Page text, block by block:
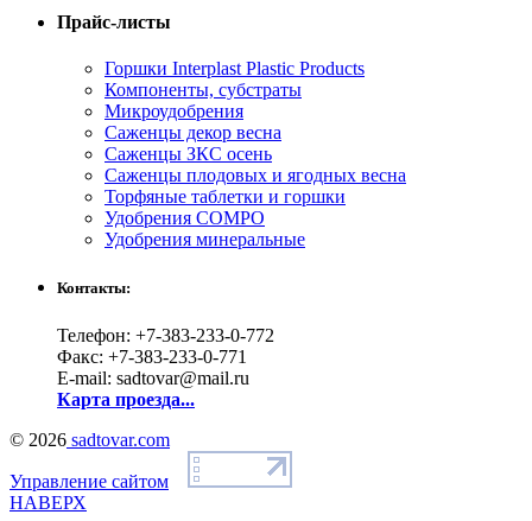
Прайс-листы
Горшки Interplast Plastic Products
Компоненты, субстраты
Микроудобрения
Саженцы декор весна
Саженцы ЗКС осень
Саженцы плодовых и ягодных весна
Торфяные таблетки и горшки
Удобрения COMPO
Удобрения минеральные
Контакты:
Телефон: +7-383-233-0-772
Факс: +7-383-233-0-771
E-mail: sadtovar@mail.ru
Карта проезда...
© 2026 sadtovar.com
Управление сайтом
НАВЕРХ